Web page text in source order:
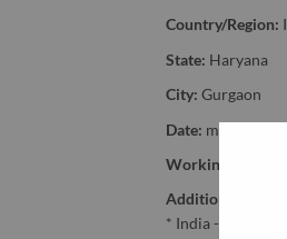
Country/Region:
State: Haryana
City: Gurgaon
Date: miércoles,
Working Time:
Additional
* India - Haryāna